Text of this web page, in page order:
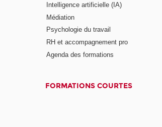
Intelligence artificielle (IA)
Médiation
Psychologie du travail
RH et accompagnement pro
Agenda des formations
FORMATIONS COURTES